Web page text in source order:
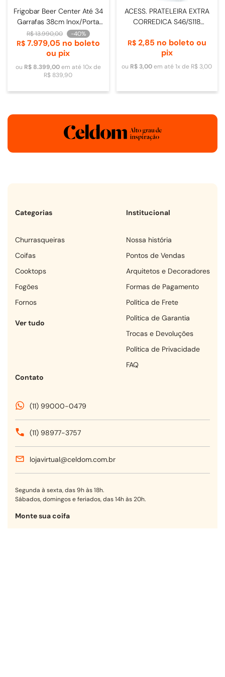
Frigobar Beer Center Até 34
Garrafas 38cm Inox/Porta
de Vidro - 4093840009
R$13.990,00 -40%
R$ 7.979,05 no boleto
ou pix
ou R$ 8.399,00em até10x de
R$ 839,90
ACESS. PRATELEIRA EXTRA
CORREDICA S46/S118
R$ 2,85 no boleto ou
pix
ou R$ 3,00em até1x de R$ 3,00
Categorias
churrasqueiras
coifas
cooktops
fogões
fornos
Ver tudo
Institucional
Nossa história
Pontos de Vendas
Arquitetos e Decoradores
Formas de Pagamento
Política de Frete
Política de Garantia
Trocas e Devoluções
Política de Privacidade
FAQ
Contato
(11) 99000-0479
(11) 98977-3757
lojavirtual@celdom.com.br
Segunda à sexta, das 9h às 18h.
Sábados, domingos e feriados, das 14h às 20h.
Monte sua coifa